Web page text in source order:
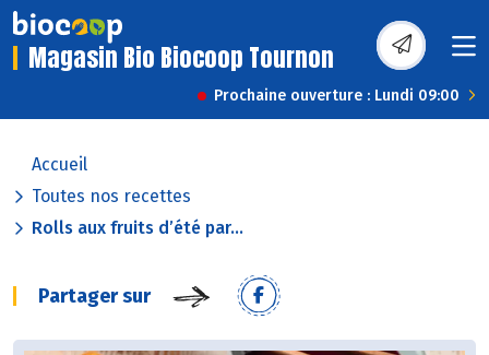
Magasin Bio Biocoop Tournon
Prochaine ouverture : Lundi 09:00
Accueil
Toutes nos recettes
Rolls aux fruits d’été par...
Partager sur